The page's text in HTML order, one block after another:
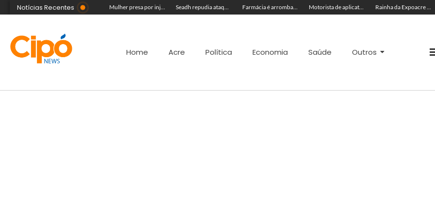
Notícias Recentes
Vídeo mostra jovem sendo forçado a mandar beijos para líder de facção antes de ser executado a tiros Mulher presa por injúria racial contra Rainha do Rodeio é solta após audiência Seadh repudia ataque racista contra Rainha da Expoacre 2026 e reforça combate à discriminação Farmácia é arrombada e tem estoque de canetas emagrecedoras levado em Rio Branco Motorista de aplicativo é agredido enquanto trabalhava no Chico Mendes Rainha da Expoacre 2026 é vítima de injúria racial durante evento e suspeita é presa em flagrante
Home Acre Política Economia Saúde Outros